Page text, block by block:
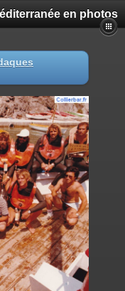
en photos